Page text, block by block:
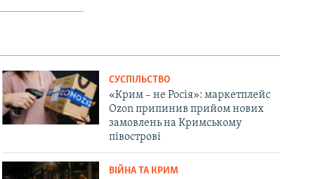
СУСПІЛЬСТВО
«Крим – не Росія»: маркетплейс
Ozon припинив прийом нових
замовлень на Кримському
півострові
ВІЙНА ТА КРИМ